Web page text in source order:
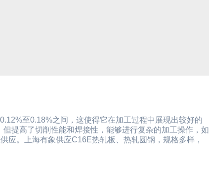
至0.18%之间，这使得它在加工过程中展现出较好的
提高了切削性能和焊接性，能够进行复杂的加工操作，如
应。上海有象供应C16E热轧板、热轧圆钢，规格多样，